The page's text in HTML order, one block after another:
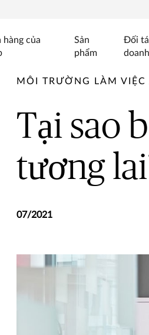
hàng của
Sản
phẩm
Đối
doanh
MÔI TRƯỜNG LÀM VIỆC
Tại sao
tương
07/2021